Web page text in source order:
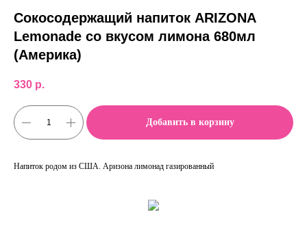
Сокосодержащий напиток ARIZONA
Lemonade со вкусом лимона 680мл
(Америка)
330 р.
Добавить в корзину
Напиток родом из США. Аризона лимонад газированный